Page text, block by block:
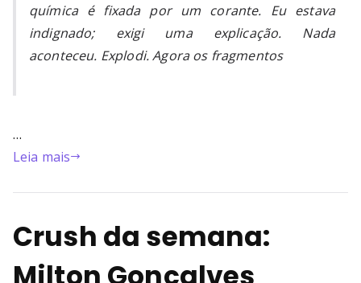
química é fixada por um corante. Eu estava
indignado; exigi uma explicação. Nada
aconteceu. Explodi. Agora os fragmentos
…
Leia mais
Crush da semana: